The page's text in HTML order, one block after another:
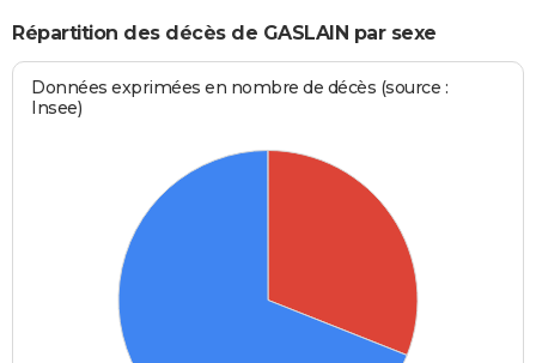
Répartition des décès de GASLAIN par sexe
Données exprimées en nombre de décès (source :
Insee)